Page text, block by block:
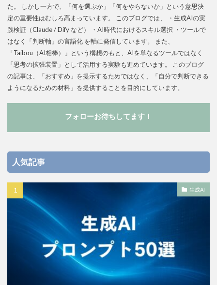
た。 しかし一方で、「何を選ぶか」「何をやらないか」という意思決
定の重要性はむしろ高まっています。 このブログでは、 ・生成AIの実
践検証（Claude / Dify など） ・AI時代におけるスキル選択 ・ツールで
はなく「判断軸」の言語化 を軸に発信しています。 また、
「Taibou（AI相棒）」という構想のもと、AIを単なるツールではなく
「思考の拡張装置」として活用する実験も進めています。 このブログ
の記事は、「おすすめ」を提示するためではなく、「自分で判断できる
ようになるための材料」を提供することを目的にしています。
フォローお待ちしてます！
人気記事
生成AI